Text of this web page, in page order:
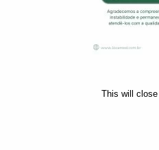
Da nossa
This will